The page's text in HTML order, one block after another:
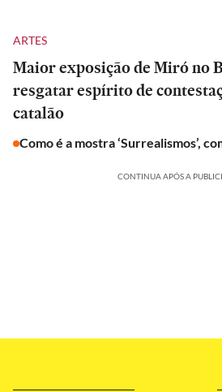
ARTES
Maior exposição de Miró no
resgatar espírito de
catalão
Como é a mostra ‘Surrealismos’,
CONTINUA APÓS A